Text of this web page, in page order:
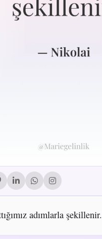
adımlarla şekillenir.